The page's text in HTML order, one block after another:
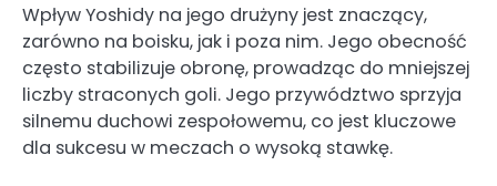
Wpływ Yoshidy na jego drużyny jest znaczący,
zarówno na boisku, jak i poza nim. Jego obecność
często stabilizuje obronę, prowadząc do mniejszej
liczby straconych goli. Jego przywództwo sprzyja
silnemu duchowi zespołowemu, co jest kluczowe
dla sukcesu w meczach o wysoką stawkę.